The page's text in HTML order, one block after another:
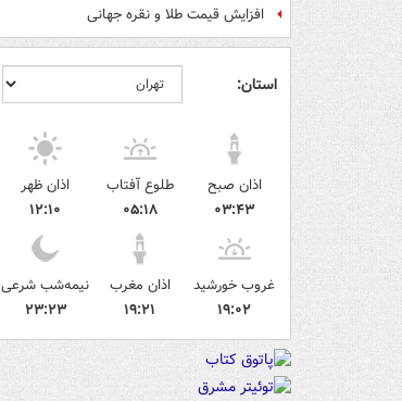
افزایش قیمت طلا و نقره جهانی
استان:
اذان صبح
۰۳:۴۳
طلوع آفتاب
۰۵:۱۸
اذان ظهر
۱۲:۱۰
غروب خورشید
۱۹:۰۲
اذان مغرب
۱۹:۲۱
نیمه‌شب شرعی
۲۳:۲۳